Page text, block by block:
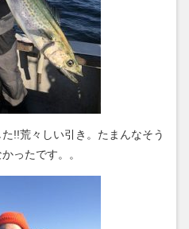
!!荒々しい引き。たまんなそう
ったです。。